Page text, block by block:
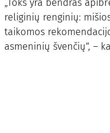
„Toks yra bendras
religinių renginių:
taikomos
asmeninių švenčių“, –